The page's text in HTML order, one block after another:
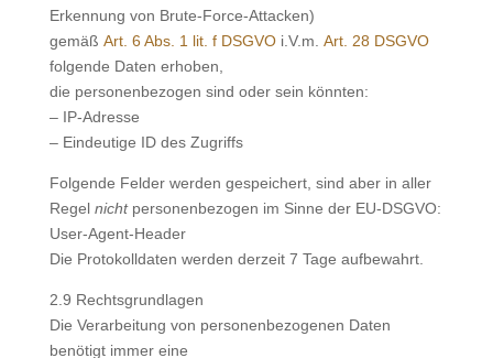
Erkennung von Brute-Force-Attacken)
gemäß Art. 6 Abs. 1 lit. f DSGVOi.V.m. Art. 28 DSGVO
folgende Daten erhoben,
die personenbezogen sind oder sein könnten:
– IP-Adresse
– Eindeutige ID des Zugriffs
Folgende Felder werden gespeichert, sind aber in aller
Regel nichtpersonenbezogen im Sinne der EU-DSGVO:
User-Agent-Header
Die Protokolldaten werden derzeit 7 Tage aufbewahrt.
2.9 Rechtsgrundlagen
Die Verarbeitung von personenbezogenen Daten
benötigt immer eine